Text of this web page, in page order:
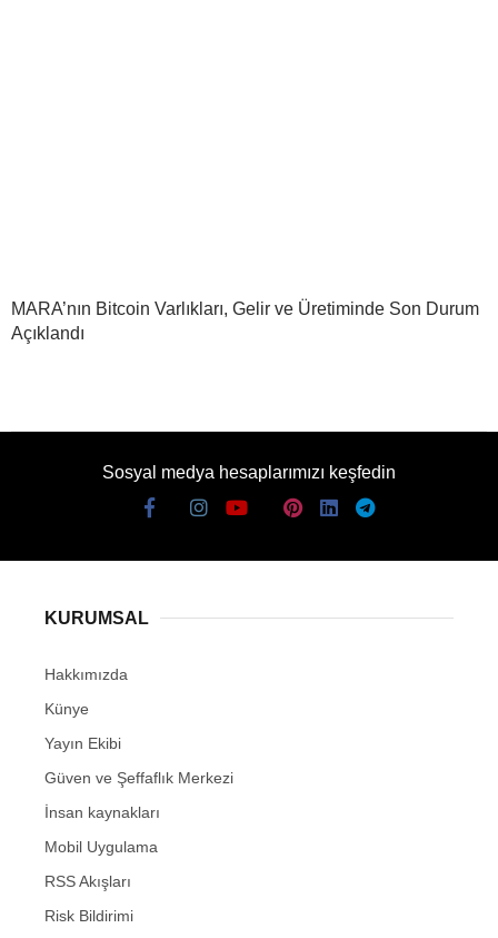
MARA’nın Bitcoin Varlıkları, Gelir ve Üretiminde Son Durum
Açıklandı
Sosyal medya hesaplarımızı keşfedin
KURUMSAL
Hakkımızda
Künye
Yayın Ekibi
Güven ve Şeffaflık Merkezi
İnsan kaynakları
Mobil Uygulama
RSS Akışları
Risk Bildirimi